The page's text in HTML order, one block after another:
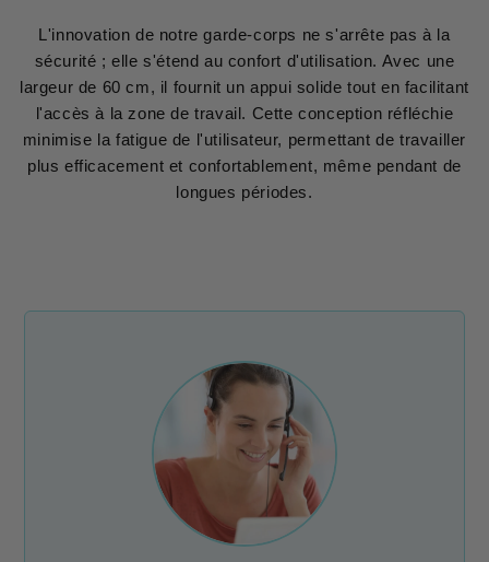
L'innovation de notre garde-corps ne s'arrête pas à la
sécurité ; elle s'étend au confort d'utilisation. Avec une
largeur de 60 cm, il fournit un appui solide tout en facilitant
l'accès à la zone de travail. Cette conception réfléchie
minimise la fatigue de l'utilisateur, permettant de travailler
plus efficacement et confortablement, même pendant de
longues périodes.